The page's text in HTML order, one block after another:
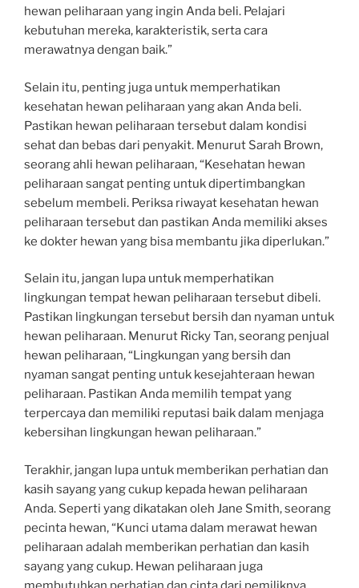
hewan peliharaan yang ingin Anda beli. Pelajari
kebutuhan mereka, karakteristik, serta cara
merawatnya dengan baik.”
Selain itu, penting juga untuk memperhatikan
kesehatan hewan peliharaan yang akan Anda beli.
Pastikan hewan peliharaan tersebut dalam kondisi
sehat dan bebas dari penyakit. Menurut Sarah Brown,
seorang ahli hewan peliharaan, “Kesehatan hewan
peliharaan sangat penting untuk dipertimbangkan
sebelum membeli. Periksa riwayat kesehatan hewan
peliharaan tersebut dan pastikan Anda memiliki akses
ke dokter hewan yang bisa membantu jika diperlukan.”
Selain itu, jangan lupa untuk memperhatikan
lingkungan tempat hewan peliharaan tersebut dibeli.
Pastikan lingkungan tersebut bersih dan nyaman untuk
hewan peliharaan. Menurut Ricky Tan, seorang penjual
hewan peliharaan, “Lingkungan yang bersih dan
nyaman sangat penting untuk kesejahteraan hewan
peliharaan. Pastikan Anda memilih tempat yang
terpercaya dan memiliki reputasi baik dalam menjaga
kebersihan lingkungan hewan peliharaan.”
Terakhir, jangan lupa untuk memberikan perhatian dan
kasih sayang yang cukup kepada hewan peliharaan
Anda. Seperti yang dikatakan oleh Jane Smith, seorang
pecinta hewan, “Kunci utama dalam merawat hewan
peliharaan adalah memberikan perhatian dan kasih
sayang yang cukup. Hewan peliharaan juga